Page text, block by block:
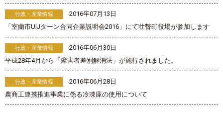
行政・産業情報
2016年07月13日
「室蘭市UIJターン合同企業説明会2016」にて壮瞥町役場が参加します
行政・産業情報
2016年06月30日
平成28年4月から「障害者差別解消法」が施行されました。
行政・産業情報
2016年06月28日
農商工連携推進事業に係る冷凍庫の使用について